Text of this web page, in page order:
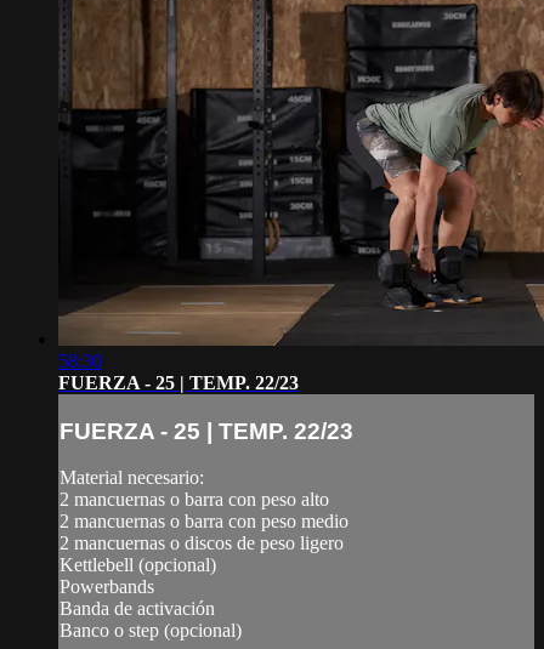
58:30
FUERZA - 25 | TEMP. 22/23
FUERZA - 25 | TEMP. 22/23
Material necesario:
2 mancuernas o barra con peso alto
2 mancuernas o barra con peso medio
2 mancuernas o discos de peso ligero
Kettlebell (opcional)
Powerbands
Banda de activación
Banco o step (opcional)